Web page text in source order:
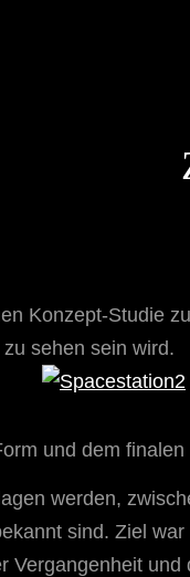
Konzept-Studie zu
sehen sein wird.
und dem finalen
werden,
sind. Ziel
Vergangenheit